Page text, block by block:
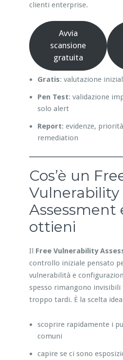
clienti enterprise.
Avvia
scansione
gratuita
Gratis: valutazione
Pen Test: validazione
solo alert
Report: evidenze,
remediation
Cos’è un
Vulnerability
Assessment
ottieni
Il Free Vulnerability
controllo iniziale pensato
vulnerabilità e
spesso rimangono invisibili
troppo tardi. È la scelta
scoprire rapidamente i
comuni
capire se ci sono